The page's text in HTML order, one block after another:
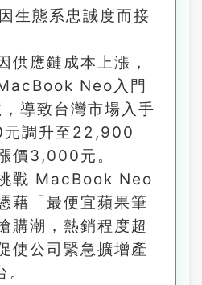
生態系忠誠度而接
供應鏈成本上漲，
Neo入門
導致台灣市場入手
調升至22,900
價3,000元。
戰 MacBook Neo
藉「最便宜蘋果筆
購潮，熱銷程度超
使公司緊急擴增產